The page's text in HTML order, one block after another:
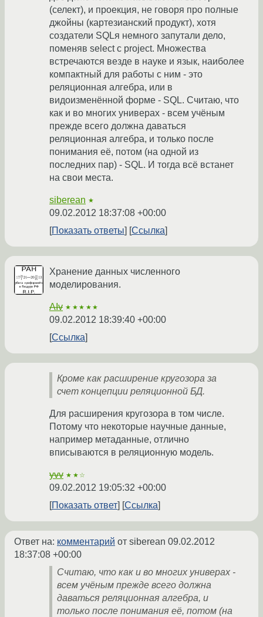
(селект), и проекция, не говоря про полные
джойны (картезианский продукт), хотя
создатели SQLя немного запутали дело,
поменяв select с project. Множества
встречаются везде в науке и язык, наиболее
компактный для работы с ним - это
реляционная алгебра, или в
видоизменённой форме - SQL. Считаю, что
как и во многих универах - всем учёным
прежде всего должна даваться
реляционная алгебра, и только после
понимания её, потом (на одной из
последних пар) - SQL. И тогда всё встанет
на свои места.
siberean ★
09.02.2012 18:37:08 +00:00
Показать ответы
Ссылка
Хранение данных численного
моделирования.
AIv ★★★★★
09.02.2012 18:39:40 +00:00
Ссылка
Кроме как расширение кругозора за
счет концепции реляционной БД.
Для расширения кругозора в том числе.
Потому что некоторые научные данные,
например метаданные, отлично
вписываются в реляционную модель.
yvv ★★☆
09.02.2012 19:05:32 +00:00
Показать ответ
Ссылка
Ответ на: комментарий от siberean 09.02.2012
18:37:08 +00:00
Считаю, что как и во многих универах -
всем учёным прежде всего должна
даваться реляционная алгебра, и
только после понимания её, потом (на